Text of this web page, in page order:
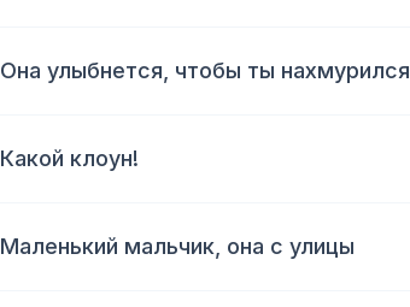
Она улыбнется, чтобы ты нахмурился
Какой клоун!
Маленький мальчик, она с улицы